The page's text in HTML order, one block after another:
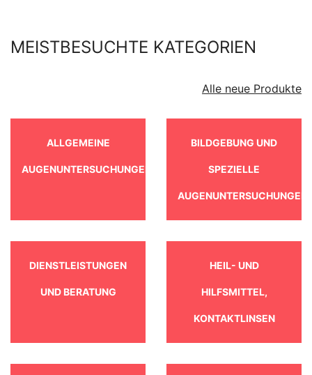
MEISTBESUCHTE KATEGORIEN
Alle neue Produkte
ALLGEMEINE
AUGENUNTERSUCHUNGEN
BILDGEBUNG UND
SPEZIELLE
AUGENUNTERSUCHUNGEN
DIENSTLEISTUNGEN
UND BERATUNG
HEIL- UND
HILFSMITTEL,
KONTAKTLINSEN